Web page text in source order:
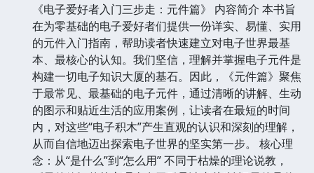
《电子爱好者入门三步走：元件篇》 内容简介 本书旨
在为零基础的电子爱好者们提供一份详实、易懂、实用
的元件入门指南，帮助读者快速建立对电子世界最基
本、最核心的认知。我们坚信，理解并掌握电子元件是
构建一切电子知识大厦的基石。因此，《元件篇》聚焦
于最常见、最基础的电子元件，通过清晰的讲解、生动
的图示和贴近生活的应用案例，让读者在最短的时间
内，对这些“电子积木”产生直观的认识和深刻的理解，
从而自信地迈出探索电子世界的坚实第一步。 核心理
念：从“是什么”到“怎么用” 不同于枯燥的理论说教，